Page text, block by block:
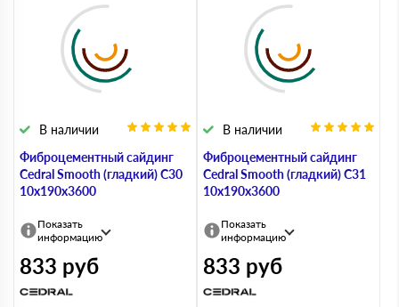
Фиброцементный сайдинг
Cedral Smooth (гладкий) С30
10х190х3600
В наличии
Показать
информацию
833 руб
Фиброцементный сайдинг
Cedral Smooth (гладкий) С31
10х190х3600
В наличии
Показать
информацию
833 руб